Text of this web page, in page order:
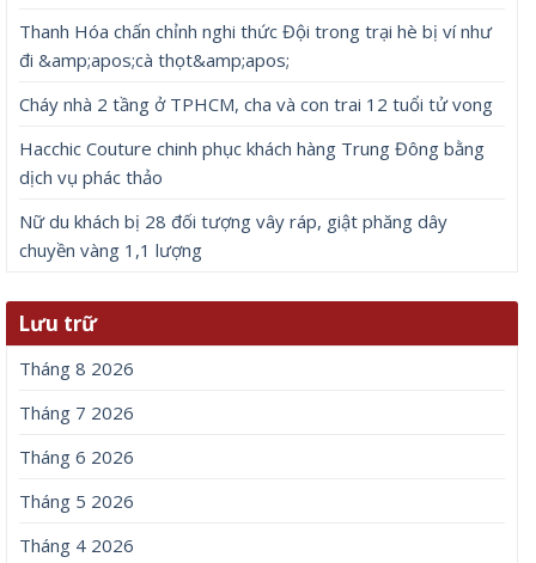
Thanh Hóa chấn chỉnh nghi thức Đội trong trại hè bị ví như
đi &amp;apos;cà thọt&amp;apos;
Cháy nhà 2 tầng ở TPHCM, cha và con trai 12 tuổi tử vong
Hacchic Couture chinh phục khách hàng Trung Đông bằng
dịch vụ phác thảo
Nữ du khách bị 28 đối tượng vây ráp, giật phăng dây
chuyền vàng 1,1 lượng
Lưu trữ
Tháng 8 2026
Tháng 7 2026
Tháng 6 2026
Tháng 5 2026
Tháng 4 2026